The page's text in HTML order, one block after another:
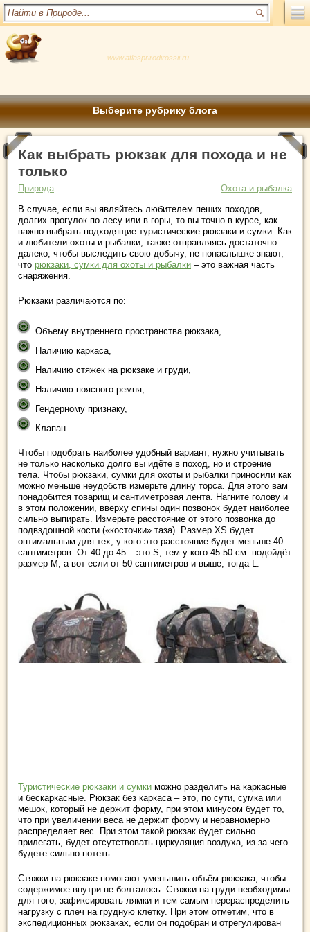
www.atlasprirodirossii.ru
Выберите рубрику блога
Как выбрать рюкзак для похода и не
только
Природа
Охота и рыбалка
В случае, если вы являйтесь любителем пеших походов,
долгих прогулок по лесу или в горы, то вы точно в курсе, как
важно выбрать подходящие туристические рюкзаки и сумки. Как
и любители охоты и рыбалки, также отправляясь достаточно
далеко, чтобы выследить свою добычу, не понаслышке знают,
что рюкзаки, сумки для охоты и рыбалки – это важная часть
снаряжения.
Рюкзаки различаются по:
Объему внутреннего пространства рюкзака,
Наличию каркаса,
Наличию стяжек на рюкзаке и груди,
Наличию поясного ремня,
Гендерному признаку,
Клапан.
Чтобы подобрать наиболее удобный вариант, нужно учитывать
не только насколько долго вы идёте в поход, но и строение
тела. Чтобы рюкзаки, сумки для охоты и рыбалки приносили как
можно меньше неудобств измерьте длину торса. Для этого вам
понадобится товарищ и сантиметровая лента. Нагните голову и
в этом положении, вверху спины один позвонок будет наиболее
сильно выпирать. Измерьте расстояние от этого позвонка до
подвздошной кости («косточки» таза). Размер XS будет
оптимальным для тех, у кого это расстояние будет меньше 40
сантиметров. От 40 до 45 – это S, тем у кого 45-50 см. подойдёт
размер М, а вот если от 50 сантиметров и выше, тогда L.
Туристические рюкзаки и сумки можно разделить на каркасные
и бескаркасные. Рюкзак без каркаса – это, по сути, сумка или
мешок, который не держит форму, при этом минусом будет то,
что при увеличении веса не держит форму и неравномерно
распределяет вес. При этом такой рюкзак будет сильно
прилегать, будет отсутствовать циркуляция воздуха, из-за чего
будете сильно потеть.
Стяжки на рюкзаке помогают уменьшить объём рюкзака, чтобы
содержимое внутри не болталось. Стяжки на груди необходимы
для того, зафиксировать лямки и тем самым перераспределить
нагрузку с плеч на грудную клетку. При этом отметим, что в
экспедиционных рюкзаках, если он подобран и отрегулирован